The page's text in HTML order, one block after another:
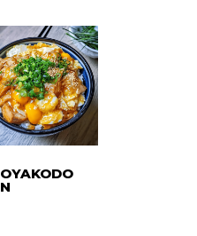
OYAKODO
N